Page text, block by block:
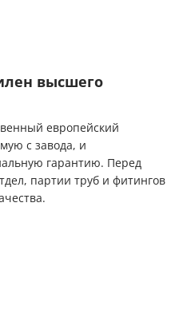
высшего
европейский
с завода, и
гарантию. Перед
партии труб и фитингов